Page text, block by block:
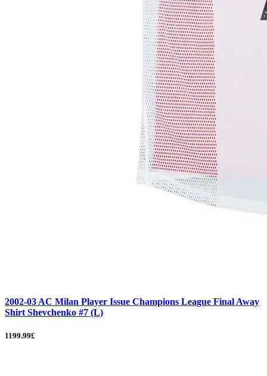
2002-03 AC Milan Player Issue Champions League Final Away
Shirt Shevchenko #7 (L)
1199.99£